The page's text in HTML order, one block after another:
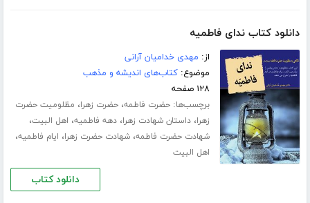
دانلود کتاب ندای فاطمیه
از: مهدی خدامیان آرانی
موضوع:کتاب‌های اندیشه و مذهب
۱۲۸ صفحه
برچسب‌ها:حضرت فاطمه،حضرت زهرا، مظلومیت حضرت
زهرا،داستان شهادت زهرا،دهه فاطمیه، اهل البیت،
شهادت حضرت فاطمه،شهادت حضرت زهرا، ایام فاطمیه،
اهل البیت
دانلود کتاب